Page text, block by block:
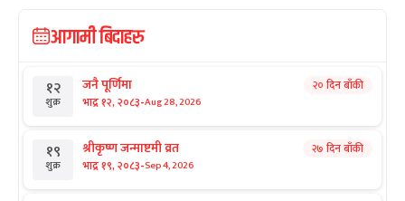
आगामी बिदाहरु
१२
शुक्र
जनै पूर्णिमा
भाद्र १२, २०८३-Aug 28, 2026
२० दिन बाँकी
१९
शुक्र
श्रीकृष्ण जन्माष्टमी व्रत
भाद्र १९, २०८३-Sep 4, 2026
२७ दिन बाँकी